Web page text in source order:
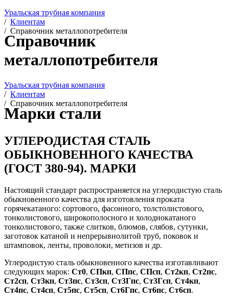
Уральская трубная компания
/ Клиентам
/ Справочник металлопотребителя
Справочник
металлопотребителя
Уральская трубная компания
/ Клиентам
/ Справочник металлопотребителя
Марки стали
УГЛЕРОДИСТАЯ СТАЛЬ
ОБЫКНОВЕННОГО КАЧЕСТВА
(ГОСТ 380-94). МАРКИ
Настоящий стандарт распространяется на углеродистую сталь
обыкновенного качества для изготовления проката
горячекатаного: сортового, фасонного, толстолистового,
тонколи­стового, широкополосного и холоднокатаного
тонколистового, также слитков, блюмов, слябов, сутунки,
заготовок катаной и непрерывнолитой труб, поковок и
штамповок, ленты, проволоки, метизов и др.
Углеродистую сталь обыкновенного качества изготавливают
следующих марок: Ст0, СПкп, СПпс, СПсп, Ст2кп, Ст2пс,
Ст2сп, Ст3кп, Ст3пс, Ст3сп, Ст3Гпс, Ст3Гсп, Ст4кп,
Ст4пс, Ст4сп, Ст5пс, Ст5сп, Ст6Гпс, Ст6пс, Ст6сп.